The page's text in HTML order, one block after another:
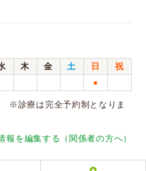
木 金 土 日
祝
●
※診療は完全予約制となりま
報を編集する（関係者の方へ）